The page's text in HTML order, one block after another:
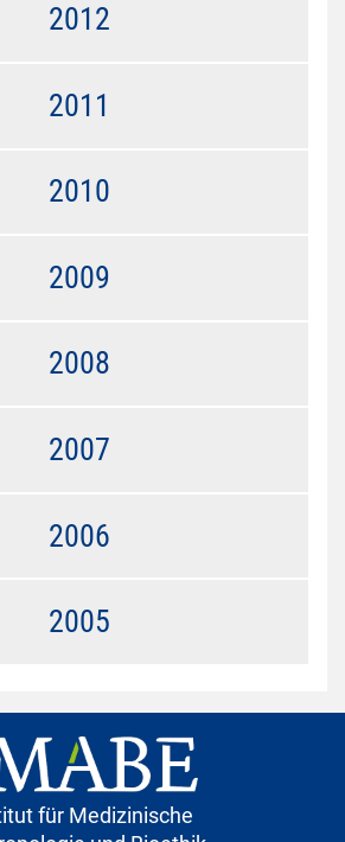
2012
2011
2010
2009
2008
2007
2006
2005
für Medizinische